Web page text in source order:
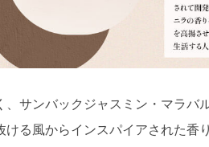
、サンバックジャスミン・マラバ
ける風からインスパイアされた